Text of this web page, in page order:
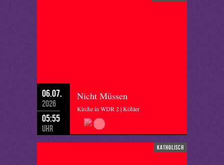
06.07.
2026
05:55
Uhr
Nicht Müssen
Kirche in WDR 2 | Köhler
katholisch